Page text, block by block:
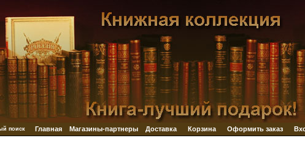
поиск Главная Магазины-партнеры Доставка Корзина Оформить заказ